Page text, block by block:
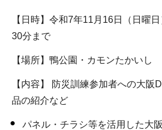
【日時】令和7年11月16日（日曜
30分まで
【場所】鴨公園・カモンたかいし
【内容】 防災訓練参加者への大阪
品の紹介など
パネル・チラシ等を活用した大